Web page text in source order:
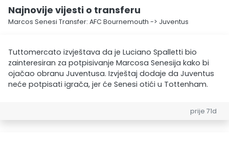
Najnovije vijesti o transferu
Marcos Senesi Transfer: AFC Bournemouth -> Juventus
Tuttomercato izvještava da je Luciano Spalletti bio
zainteresiran za potpisivanje Marcosa Senesija kako bi
ojačao obranu Juventusa. Izvještaj dodaje da Juventus
neće potpisati igrača, jer će Senesi otići u Tottenham.
prije 71d